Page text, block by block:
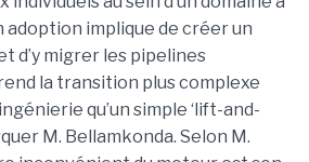
adoption implique de créer un
d’y migrer les pipelines
la transition plus complexe
qu’un simple ‘lift-and-
M. Bellamkonda. Selon M.